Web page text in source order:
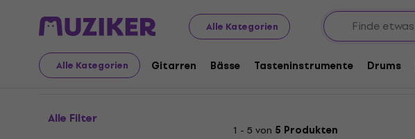
Alle Kategorien
Alle Kategorien Gitarren Bässe Tasteninstrumente Drums
Musikinstrumente PA Effektgeräte und Signal-Prozessoren
Feedback Controller
Alle Filter
1 - 5 von 5 Produkten